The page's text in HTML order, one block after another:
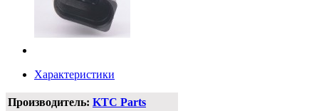
Характеристики
Производитель: KTC Parts